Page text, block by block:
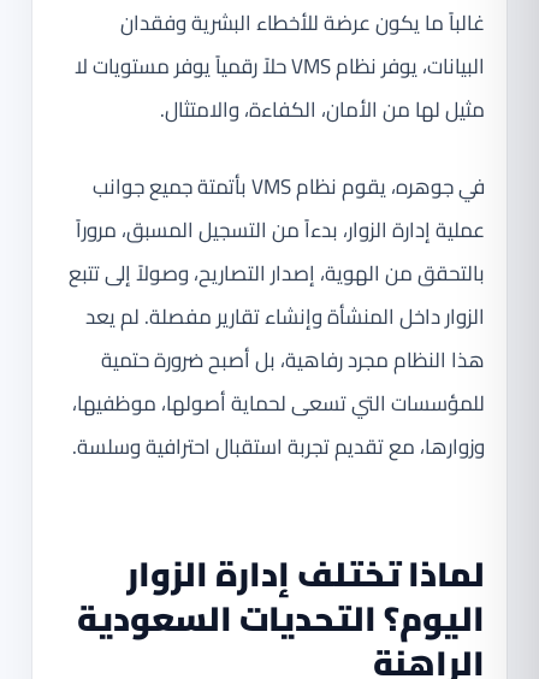
غالباً ما يكون عرضة للأخطاء البشرية وفقدان
البيانات، يوفر نظام VMS حلاً رقمياً يوفر مستويات لا
مثيل لها من الأمان، الكفاءة، والامتثال.
في جوهره، يقوم نظام VMS بأتمتة جميع جوانب
عملية إدارة الزوار، بدءاً من التسجيل المسبق، مروراً
بالتحقق من الهوية، إصدار التصاريح، وصولاً إلى تتبع
الزوار داخل المنشأة وإنشاء تقارير مفصلة. لم يعد
هذا النظام مجرد رفاهية، بل أصبح ضرورة حتمية
للمؤسسات التي تسعى لحماية أصولها، موظفيها،
وزوارها، مع تقديم تجربة استقبال احترافية وسلسة.
لماذا تختلف إدارة الزوار
اليوم؟ التحديات السعودية
الراهنة